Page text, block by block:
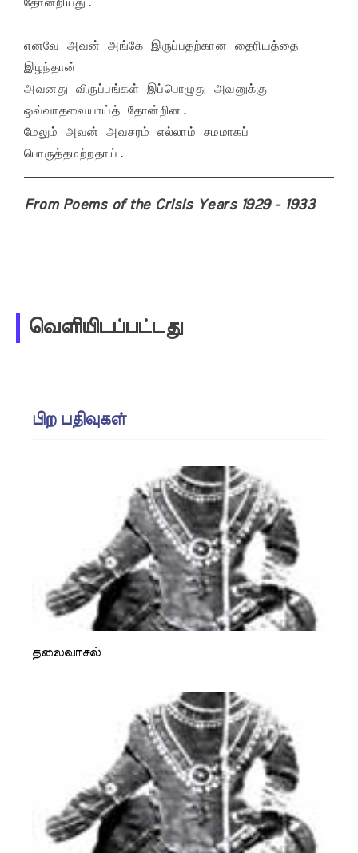
எனவே அவன் அங்கே இருப்பதற்கான தைரியத்தை
இழந்தான்
அவனது விருப்பங்கள் இப்பொழுது அவனுக்கு
ஒவ்வாதவையாய்த் தோன்றின.
மேலும் அவன் அவசரம் எல்லாம் சமமாகப்
பொருத்தமற்றதாய்.
From Poems of the Crisis Years 1929 - 1933
வெளியிடப்பட்டது
பிற பதிவுகள்
தலைவாசல்